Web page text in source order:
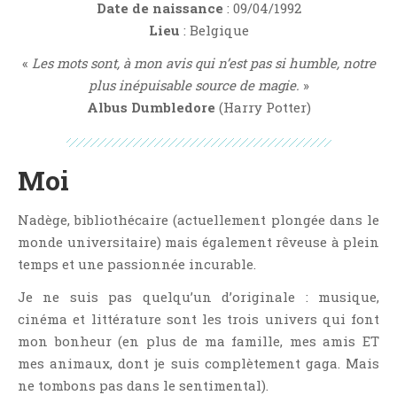
RENDEZ-VOUS LIVRESQUES
SWAPS & CHALLENGES
QUI SOMMES-NOUS ?
CONCOURS
CONTACT
CATÉGORIES
Amitié
Articles D'Erika
Articles De Marion
Articles De Nadège
Articles De Steven
Date de naissance : 09/04/1992
Lieu : Belgique
« Les mots sont, à mon avis qui n’est pas si humble, notre
plus inépuisable source de magie. »
Albus Dumbledore (Harry Potter)
Moi
Nadège, bibliothécaire (actuellement plongée dans le
monde universitaire) mais également rêveuse à plein
temps et une passionnée incurable.
Je ne suis pas quelqu’un d’originale : musique,
cinéma et littérature sont les trois univers qui font
mon bonheur (en plus de ma famille, mes amis ET
mes animaux, dont je suis complètement gaga. Mais
ne tombons pas dans le sentimental).